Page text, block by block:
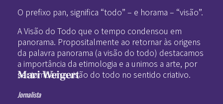
O prefixo pan, significa “todo” – e horama – “visão”.
A Visão do Todo que o tempo condensou em
panorama. Propositalmente ao retornar às origens
da palavra panorama (a visão do todo) destacamos
a importância da etimologia e a unimos a arte, por
ser também a visão do todo no sentido criativo.
Mari Weigert
Jornalista